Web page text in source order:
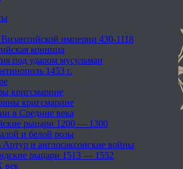
империи 430-1118
конница
под ударом мусульман
1453 г.
кригсмарине
кригсмарине
в Средние века
рыцари 1200 — 1300
и белой розы
Артур и англосаксонские войны
рыцари 1513 — 1552
век